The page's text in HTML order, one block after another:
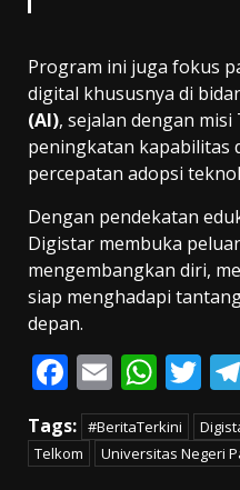
Program ini juga fokus
digital khususnya di
(AI), sejalan dengan
peningkatan kapabilitas
percepatan adopsi
Dengan pendekatan
Digistar membuka
mengembangkan diri,
siap menghadapi
depan.
F
ac
e
b
E
m
ai
l
W
h
at
s
T
w
itt
er
Tags: #BeritaTerkini
Telkom
Universitas Negeri